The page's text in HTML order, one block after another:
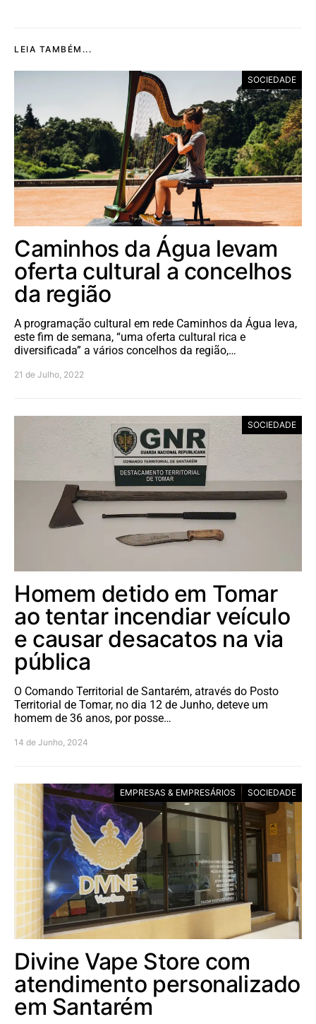
LEIA TAMBÉM...
SOCIEDADE
Caminhos da Água levam
oferta cultural a concelhos
da região
A programação cultural em rede Caminhos da Água leva,
este fim de semana, “uma oferta cultural rica e
diversificada” a vários concelhos da região,…
21 de Julho, 2022
SOCIEDADE
Homem detido em Tomar
ao tentar incendiar veículo
e causar desacatos na via
pública
O Comando Territorial de Santarém, através do Posto
Territorial de Tomar, no dia 12 de Junho, deteve um
homem de 36 anos, por posse…
14 de Junho, 2024
EMPRESAS & EMPRESÁRIOS SOCIEDADE
Divine Vape Store com
atendimento personalizado
em Santarém